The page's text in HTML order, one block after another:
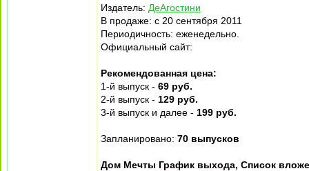
Издатель: ДеАгостини
В продаже: с 20 сентября 2011
Периодичность: еженедельно.
Официальный сайт:
Рекомендованная цена:
1-й выпуск - 69 руб.
2-й выпуск - 129 руб.
3-й выпуск и далее - 199 руб.
Запланировано: 70 выпусков
Дом Мечты График выхода, Список